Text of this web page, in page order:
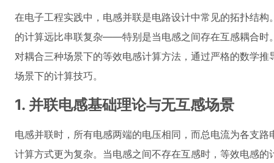
在电子工程实践中，电感并联是电路设计中常见的拓扑结
的计算远比串联复杂——特别是当电感之间存在互感耦合时
对耦合三种场景下的等效电感计算方法，通过严格的数学
场景下的计算技巧。
1. 并联电感基础理论与无互感场景
电感并联时，所有电感两端的电压相同，而总电流为各支
计算方式更为复杂。当电感之间不存在互感时，等效电感的